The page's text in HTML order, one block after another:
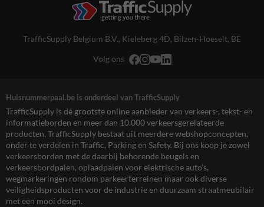
TrafficSupply Belgium B.V., Kieleberg 4D, Bilzen-Hoeselt, BE
Volg ons
Huisnummerpaal.be is onderdeel van TrafficSupply
TrafficSupply is dé grootste online aanbieder van verkeers-, tekst- en
informatieborden en meer dan 10.000 verkeersgerelateerde
producten. TrafficSupply bestaat uit meerdere webshopconcepten,
onder te verdelen in Traffic, Parking en Safety. Bij ons koop je zowel
verkeersborden met de daarbij behorende beugels en
verkeersbordpalen, oplaadpalen voor elektrische auto’s,
wegmarkeringen rondom parkeerterreinen maar ook diverse
veiligheidsproducten voor de industrie en duurzaam straatmeubilair
met een mooi design.